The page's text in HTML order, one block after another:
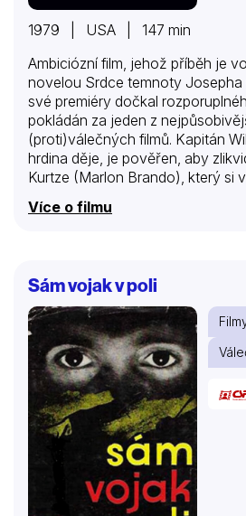
1979 | USA | 147 min
Ambiciózní film, jehož příběh je
novelou Srdce temnoty Josepha
své premiéry dočkal
pokládán za jeden z
(proti)válečných filmů. Kapitán
hrdina děje, je pověřen, aby
Kurtze (Marlon Brando), který si
vybudoval vlastní království, v
proklamovanou filozofii války do
Více o filmu
Sám vojak v poli